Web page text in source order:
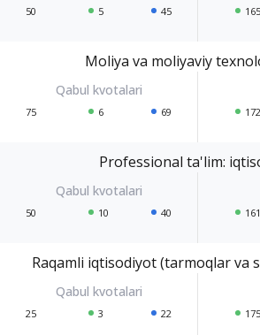
50 5 45
Moliya va moliyaviy
75 6 69
Professional ta'lim:
50 10 40
Raqamli iqtisodiyot (tarmoqlar va
25 3 22